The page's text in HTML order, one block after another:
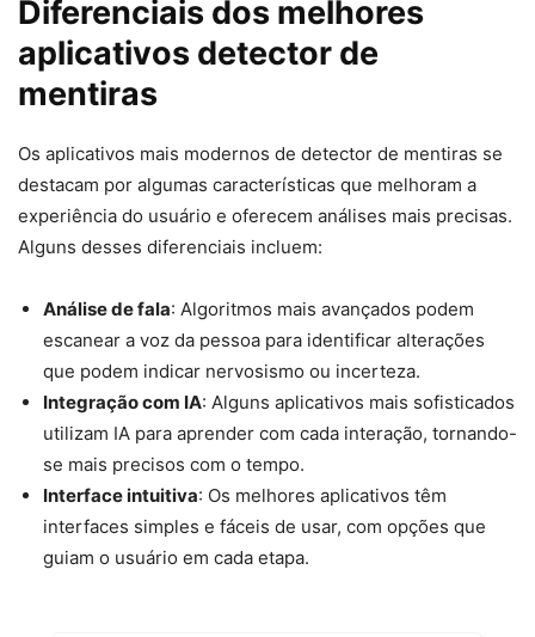
Diferenciais dos melhores
aplicativos detector de
mentiras
Os aplicativos mais modernos de detector de mentiras se
destacam por algumas características que melhoram a
experiência do usuário e oferecem análises mais precisas.
Alguns desses diferenciais incluem:
Análise de fala: Algoritmos mais avançados podem
escanear a voz da pessoa para identificar alterações
que podem indicar nervosismo ou incerteza.
Integração com IA: Alguns aplicativos mais sofisticados
utilizam IA para aprender com cada interação, tornando-
se mais precisos com o tempo.
Interface intuitiva: Os melhores aplicativos têm
interfaces simples e fáceis de usar, com opções que
guiam o usuário em cada etapa.